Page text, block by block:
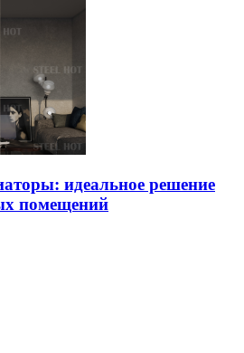
идеальное решение
помещений